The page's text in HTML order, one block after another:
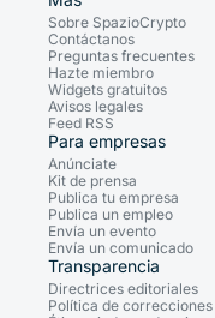
Sobre SpazioCrypto
Contáctanos
Preguntas frecuentes
Hazte miembro
Widgets gratuitos
Avisos legales
Feed RSS
Para empresas
Anúnciate
Kit de prensa
Publica tu empresa
Publica un empleo
Envía un evento
Envía un comunicado
Transparencia
Directrices editoriales
Política de correcciones